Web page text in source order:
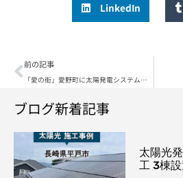
LinkedIn
前の記事
「愛の街」愛野町に太陽発電システムが導入しました。施工例-こちらへ
ブログ新着記事
太陽光
工 3棟設